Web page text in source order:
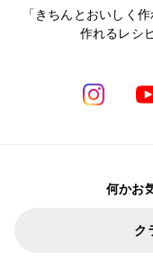
「きちんとおいしく
作れるレシ
何かお
ク